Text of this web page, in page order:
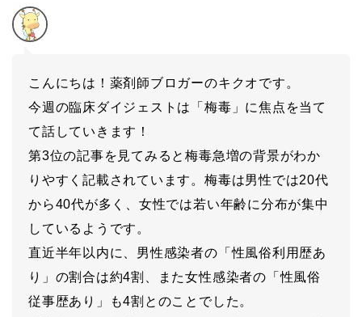
こんにちは！薬剤師ブロガーのキクオです。
今週の臨床ダイジェストは「梅毒」に焦点を当て
て話していきます！
第3位の記事を見てみると梅毒急増の背景がわか
りやすく記載されています。梅毒は男性では20代
から40代が多く、女性では若い年齢に分布が集中
しているようです。
直近半年以内に、男性感染者の「性風俗利用歴あ
り」の割合は約4割、また女性感染者の「性風俗
従事歴あり」も4割とのことでした。